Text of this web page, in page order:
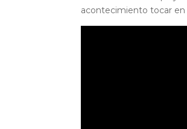
acontecimiento tocar en